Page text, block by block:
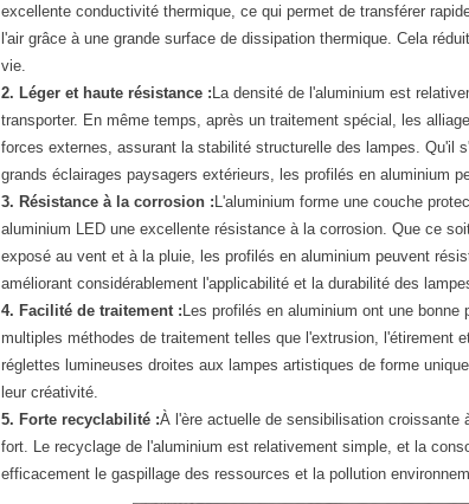
excellente conductivité thermique, ce qui permet de transférer
l'air grâce à une grande surface de dissipation thermique. Cela
vie.
2. Léger et haute résistance : La densité de l'aluminium est
transporter. En même temps, après un traitement spécial, les
forces externes, assurant la stabilité structurelle des lampes. Qu'il
grands éclairages paysagers extérieurs, les profilés en aluminium
3. Résistance à la corrosion : L'aluminium forme une couche
aluminium LED une excellente résistance à la corrosion. Que ce
exposé au vent et à la pluie, les profilés en aluminium peuvent
améliorant considérablement l'applicabilité et la durabilité des
4. Facilité de traitement : Les profilés en aluminium ont une
multiples méthodes de traitement telles que l'extrusion, l'étirement
réglettes lumineuses droites aux lampes artistiques de forme
leur créativité.
5. Forte recyclabilité :À l'ère actuelle de sensibilisation croissante
fort. Le recyclage de l'aluminium est relativement simple, et la
efficacement le gaspillage des ressources et la pollution